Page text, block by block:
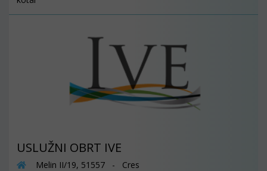
USLUŽNI OBRT IVE
Melin II/19, 51557 - Cres